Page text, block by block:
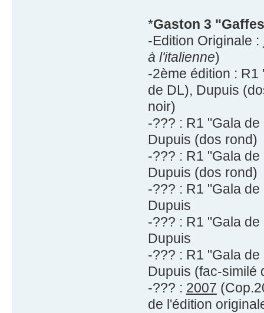
*Gaston 3
-Edition Originale :
à l'italienne)
-2ème édition :
de DL), Dupuis
noir)
-??? : R1 "Gala
Dupuis (dos rond)
-??? : R1 "Gala
Dupuis (dos rond)
-??? : R1 "Gala
Dupuis
-??? : R1 "Gala
Dupuis
-??? : R1 "Gala
Dupuis (fac-similé
-??? : 2007
de l'édition